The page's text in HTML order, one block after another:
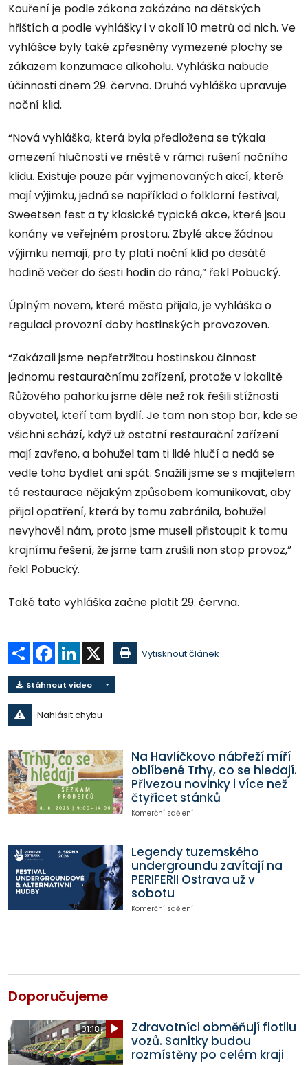
Kouření je podle zákona zakázáno na dětských
hřištích a podle vyhlášky i v okolí 10 metrů od nich. Ve
vyhlášce byly také zpřesněny vymezené plochy se
zákazem konzumace alkoholu. Vyhláška nabude
účinnosti dnem 29. června. Druhá vyhláška upravuje
noční klid.
“Nová vyhláška, která byla předložena se týkala
omezení hlučnosti ve městě v rámci rušení nočního
klidu. Existuje pouze pár vyjmenovaných akcí, které
mají výjimku, jedná se například o folklorní festival,
Sweetsen fest a ty klasické typické akce, které jsou
konány ve veřejném prostoru. Zbylé akce žádnou
výjimku nemají, pro ty platí noční klid po desáté
hodině večer do šesti hodin do rána,” řekl Pobucký.
Úplným novem, které město přijalo, je vyhláška o
regulaci provozní doby hostinských provozoven.
“Zakázali jsme nepřetržitou hostinskou činnost
jednomu restauračnímu zařízení, protože v lokalitě
Růžového pahorku jsme déle než rok řešili stížnosti
obyvatel, kteří tam bydlí. Je tam non stop bar, kde se
všichni schází, když už ostatní restaurační zařízení
mají zavřeno, a bohužel tam ti lidé hlučí a nedá se
vedle toho bydlet ani spát. Snažili jsme se s majitelem
té restaurace nějakým způsobem komunikovat, aby
přijal opatření, která by tomu zabránila, bohužel
nevyhověl nám, proto jsme museli přistoupit k tomu
krajnímu řešení, že jsme tam zrušili non stop provoz,”
řekl Pobucký.
Také tato vyhláška začne platit 29. června.
Sdílet Facebook
LinkedIn Vytisknout článek
Stáhnout video
Nahlásit chybu
Na Havlíčkovo nábřeží míří
oblíbené Trhy, co se hledají.
Přivezou novinky i více než
čtyřicet stánků
Komerční sdělení
Legendy tuzemského
undergroundu zavítají na
PERIFERII Ostrava už v
sobotu
Komerční sdělení
Doporučujeme
01:18
Zdravotníci obměňují flotilu
vozů. Sanitky budou
rozmístěny po celém kraji